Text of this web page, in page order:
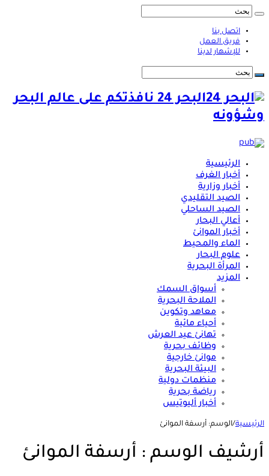
اتصل بنا
فريق العمل
للإشهار لدينا
البحر 24 نافذتكم على عالم البحر
وشؤونه
الرئيسية
أخبار الغرف
أخبار وزارية
الصيد التقليدي
الصيد الساحلي
أعالي البحار
أخبار الموانئ
الماء والمحيط
علوم البحار
المرأة البحرية
المزيد
أسواق السمك
الملاحة البحرية
معاهد وتكوين
أحياء مائية
تهانئ عيد العرش
وظائف بحرية
موانئ خارجية
البيئة البحرية
منظمات دولية
رياضة بحرية
أخبار أليوتيس
الرئيسية/الوسم: أرسفة الموانئ
أرشيف الوسم : أرسفة الموانئ